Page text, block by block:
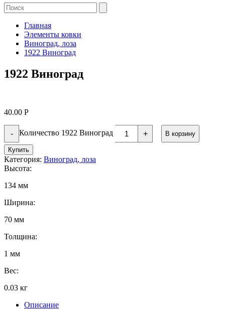
Главная
Элементы ковки
Виноград, лоза
1922 Виноград
1922 Виноград
40.00 Р
- Количество 1922 Виноград + В корзину
Купить
Категория: Виноград, лоза
Высота:
134 мм
Ширина:
70 мм
Толщина:
1 мм
Вес:
0.03 кг
Описание